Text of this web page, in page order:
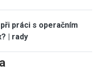
práci s operačním
| rady